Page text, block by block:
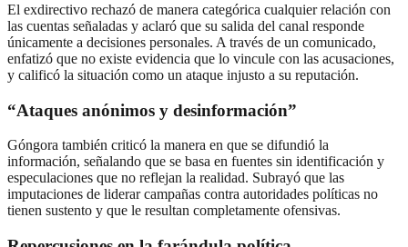
El exdirectivo rechazó de manera categórica cualquier relación con
las cuentas señaladas y aclaró que su salida del canal responde
únicamente a decisiones personales. A través de un comunicado,
enfatizó que no existe evidencia que lo vincule con las acusaciones,
y calificó la situación como un ataque injusto a su reputación.
“Ataques anónimos y desinformación”
Góngora también criticó la manera en que se difundió la
información, señalando que se basa en fuentes sin identificación y
especulaciones que no reflejan la realidad. Subrayó que las
imputaciones de liderar campañas contra autoridades políticas no
tienen sustento y que le resultan completamente ofensivas.